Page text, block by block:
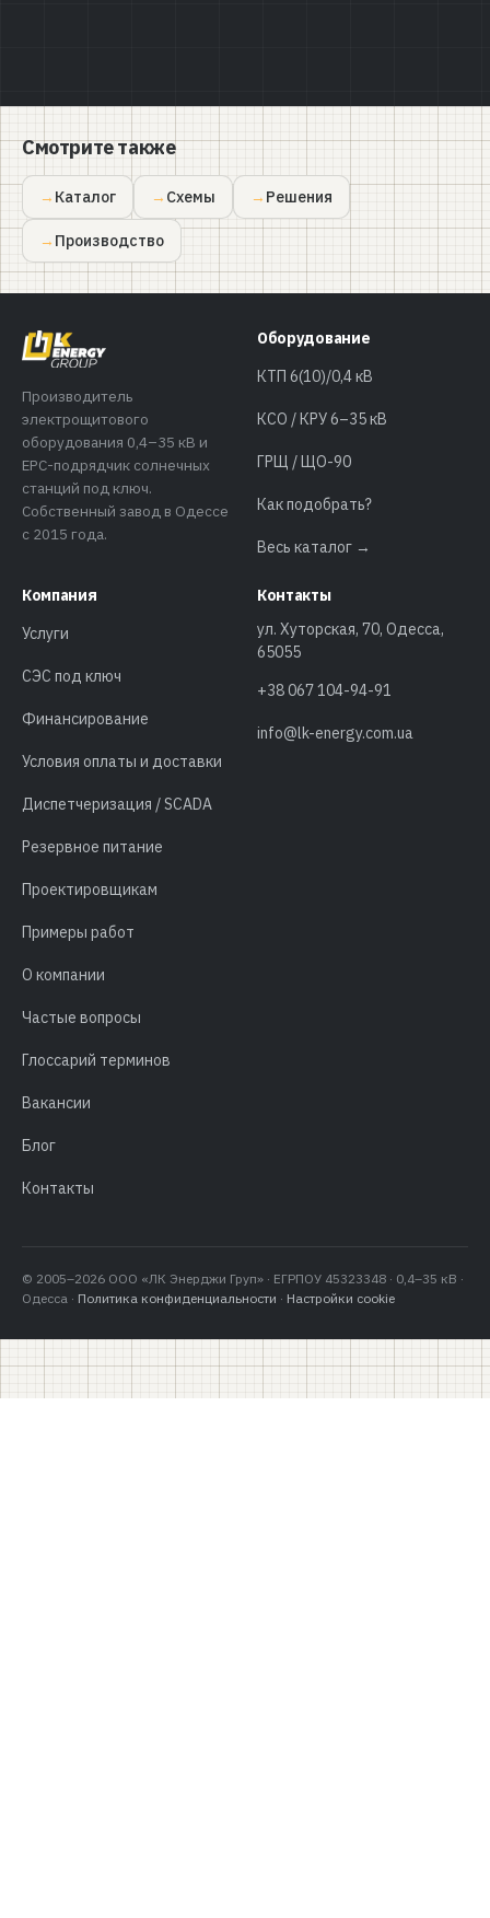
Смотрите также
Каталог Схемы Решения
Производство
Производитель
электрощитового
оборудования 0,4–35 кВ и
EPC-подрядчик солнечных
станций под ключ.
Собственный завод в Одессе
с 2015 года.
Оборудование
КТП 6(10)/0,4 кВ
КСО / КРУ 6–35 кВ
ГРЩ / ЩО-90
Как подобрать?
Весь каталог →
Компания
Услуги
СЭС под ключ
Финансирование
Условия оплаты и доставки
Диспетчеризация / SCADA
Резервное питание
Проектировщикам
Примеры работ
О компании
Частые вопросы
Глоссарий терминов
Вакансии
Блог
Контакты
Контакты
ул. Хуторская, 70, Одесса,
65055
+38 067 104-94-91
info@lk-energy.com.ua
© 2005–2026 ООО «ЛК Энерджи Груп» · ЕГРПОУ 45323348 · 0,4–35 кВ ·
Одесса · Политика конфиденциальности · Настройки cookie